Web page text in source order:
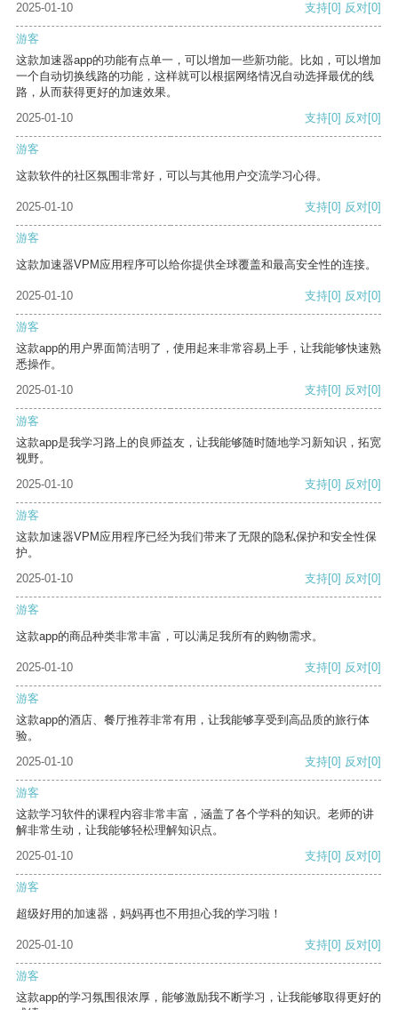
2025-01-10 支持[0] 反对[0]
游客
这款加速器app的功能有点单一，可以增加一些新功能。比如，可以增加
一个自动切换线路的功能，这样就可以根据网络情况自动选择最优的线
路，从而获得更好的加速效果。
2025-01-10
支持[0] 反对[0]
游客
这款软件的社区氛围非常好，可以与其他用户交流学习心得。
2025-01-10 支持[0] 反对[0]
游客
这款加速器VPM应用程序可以给你提供全球覆盖和最高安全性的连接。
2025-01-10 支持[0] 反对[0]
游客
这款app的用户界面简洁明了，使用起来非常容易上手，让我能够快速熟
悉操作。
2025-01-10
支持[0] 反对[0]
游客
这款app是我学习路上的良师益友，让我能够随时随地学习新知识，拓宽
视野。
2025-01-10
支持[0] 反对[0]
游客
这款加速器VPM应用程序已经为我们带来了无限的隐私保护和安全性保
护。
2025-01-10
支持[0] 反对[0]
游客
这款app的商品种类非常丰富，可以满足我所有的购物需求。
2025-01-10 支持[0] 反对[0]
游客
这款app的酒店、餐厅推荐非常有用，让我能够享受到高品质的旅行体
验。
2025-01-10
支持[0] 反对[0]
游客
这款学习软件的课程内容非常丰富，涵盖了各个学科的知识。老师的讲
解非常生动，让我能够轻松理解知识点。
2025-01-10
支持[0] 反对[0]
游客
超级好用的加速器，妈妈再也不用担心我的学习啦！
2025-01-10 支持[0] 反对[0]
游客
这款app的学习氛围很浓厚，能够激励我不断学习，让我能够取得更好的